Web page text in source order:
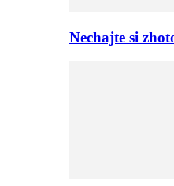
Nechajte si